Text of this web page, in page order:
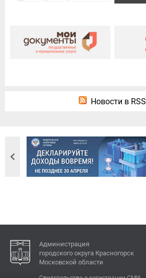
Новости в RSS
Администрация
городского округа Красногорск
Московской области